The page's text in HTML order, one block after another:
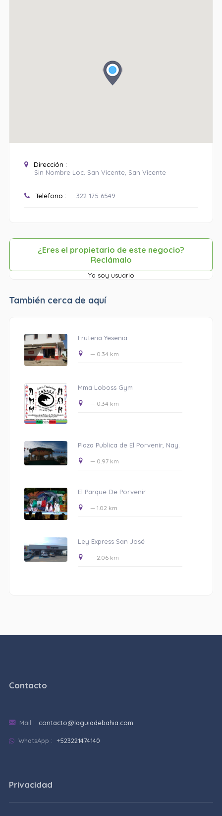
Dirección :
Sin Nombre Loc. San Vicente, San Vicente
Teléfono : 322 175 6549
¿Eres el propietario de este negocio?
Reclámalo
Ya soy usuario
También cerca de aquí
Fruteria Yesenia
— 0.34 km
Mma Loboss Gym
— 0.34 km
Plaza Publica de El Porvenir, Nay.
— 0.97 km
El Parque De Porvenir
— 1.02 km
Ley Express San José
— 2.06 km
Contacto
Mail : contacto@laguiadebahia.com
WhatsApp : +523221474140
Privacidad